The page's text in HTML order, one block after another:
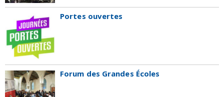
Portes ouvertes
Forum des Grandes Écoles